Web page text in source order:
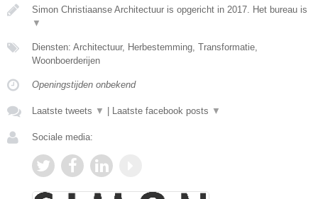
Simon Christiaanse Architectuur is opgericht in 2017. Het bureau is
▼
Diensten: Architectuur, Herbestemming, Transformatie,
Woonboerderijen
Openingstijden onbekend
Laatste tweets ▼ Laatste facebook posts ▼
Sociale media: